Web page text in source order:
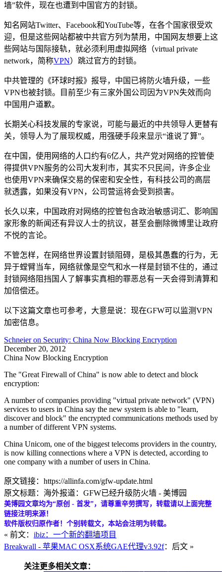
墙”软件，现在也遭到中国官方的封锁。
知名网站Twitter、Facebook和YouTube等，在各个国家很受欢
迎，但是这些网站都被中共官方列为禁用，中国网友想要上这
些网站与国际接轨，就必须利用虚拟网络（virtual private
network，简称VPN）跳过官方的封锁。
中共管理的《环球时报》报导，中国已将防火墙升级，一些
VPN也被封锁。目前至少有三家外国公司因为VPN失效而向
中国用户道歉。
长期关心科技发展的专家说，可能与最近的中共领导人更替有
关，领导人为了展现权威，用强硬手段来显示“谁说了算”。
在中国，使用网络的人口约有6亿人，共产党对网络的控管使
得提供VPN服务的公司大发利市，其实不只民间，许多企业
也使用VPN来确保交易的保密和安全性，有科技公司的高层
就透露，如果没有VPN，公司营运将会受到损害。
长久以来，中国政府对网络的控管包含政治敏感词汇、影响国
家形象的新闻还有异议人士的抗议，甚至会删除微博里让政府
不悦的言论。
不管怎样，在网络世界设置封锁阻碍，是极其愚蠢的行为，无
异于螳臂当车，网络就像是空气和水一样是封锁不住的，通过
封锁网络阻挡国人了解事实真相的罪恶总有一天会得到清算和
加倍偿还。
以下这篇文章也可参考，大意是说：现在GFW可以监测VPN
加密信息。
Schneier on Security: China Now Blocking Encryption
December 20, 2012
China Now Blocking Encryption
The "Great Firewall of China" is now able to detect and block
encryption:
A number of companies providing "virtual private network" (VPN)
services to users in China say the new system is able to "learn,
discover and block" the encrypted communications methods used by
a number of different VPN systems.
China Unicom, one of the biggest telecoms providers in the country,
is now killing connections where a VPN is detected, according to
one company with a number of users in China.
原文链接：https://allinfa.com/gfw-update.html
原文标题：海外报道：GFW已经升级防火墙 - 美博园
美博园文章均为“原创 - 首发”，请尊重辛劳撰写，转载请以上面完整
链接注明来源！
软件版权归原作者！个别转载文，本站会注明为转载。
« 前文： ibiz：一个新的翻墙项目
Breakwall - 苹果MAC OSX系统GAE代理v3.92f：后文 »
关注更多相关文章：